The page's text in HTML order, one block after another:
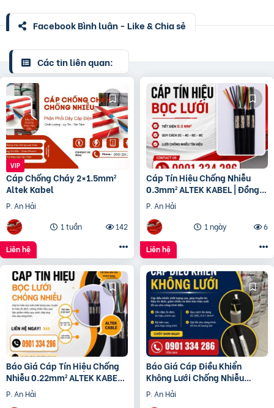
Facebook Bình luận - Like & Chia sẻ
Các tin liên quan:
Cáp Chống Cháy 2×1.5mm²
Altek Kabel
P. An Hải
1 tuần
142
Liên hệ
Cáp Tín Hiệu Chống Nhiễu
0.3mm² ALTEK KABEL | Đồng
Nguyên Chất 100%
P. An Hải
1 ngày
6
Liên hệ
Báo Giá Cáp Tín Hiệu Chống
Nhiễu 0.22mm² ALTEK KABEL |
Đồng Nguyên Chất 100%
P. An Hải
Báo Giá Cáp Điều Khiển
Không Lưới Chống Nhiễu
ALTEK KABEL | Đồng Nguyên
Chất 100%
P. An Hải